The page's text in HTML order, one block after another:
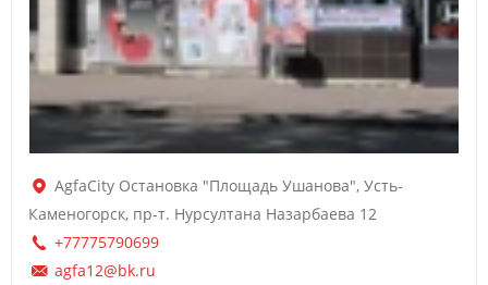
AgfaCity Остановка "Площадь Ушанова", Усть-
Каменогорск, пр-т. Нурсултана Назарбаева 12
+77775790699
agfa12@bk.ru